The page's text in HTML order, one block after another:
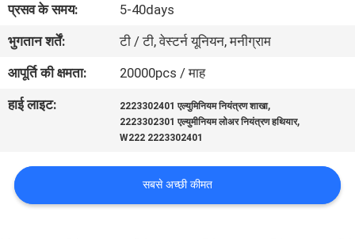
गुणवत्ता
नियंत्रण
हमसे
करें
प्रसव के समय:
5-40days
भुगतान शर्तें:
टी / टी, वेस्टर्न यूनियन, मनीग्राम
आपूर्ति की क्षमता:
20000pcs / माह
हाई लाइट:
2223302401 एल्युमिनियम नियंत्रण शाखा,
2223302301 एल्युमीनियम लोअर नियंत्रण हथियार,
W222 2223302401
सबसे अच्छी कीमत